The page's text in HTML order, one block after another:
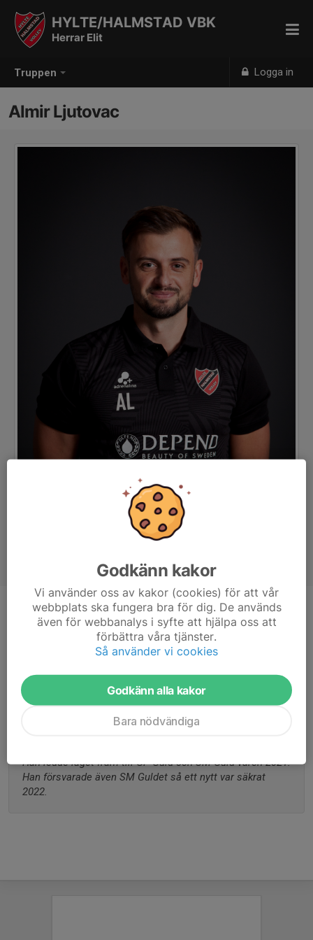
Truppen Logga in
HYLTE/HALMSTAD VBK
Herrar Elit
Almir Ljutovac
Assisterande Coach
39 år
Habo Wolley, Falkenberg VBK, Habo
Wolley
Han ledde laget fram till GP Guld och SM Guld våren 2021.
Han försvarade även SM Guldet så ett nytt var säkrat
2022.
Godkänn kakor
Vi använder oss av kakor (cookies) för att vår
webbplats ska fungera bra för dig. De används
även för webbanalys i syfte att hjälpa oss att
förbättra våra tjänster.
Så använder vi cookies
Godkänn alla kakor
Bara nödvändiga